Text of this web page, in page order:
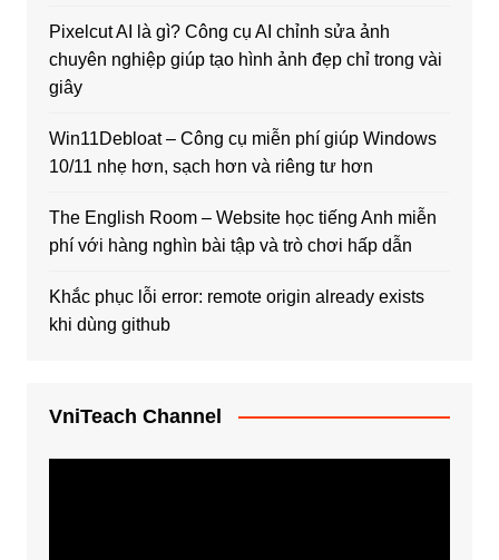
Pixelcut AI là gì? Công cụ AI chỉnh sửa ảnh
chuyên nghiệp giúp tạo hình ảnh đẹp chỉ trong vài
giây
Win11Debloat – Công cụ miễn phí giúp Windows
10/11 nhẹ hơn, sạch hơn và riêng tư hơn
The English Room – Website học tiếng Anh miễn
phí với hàng nghìn bài tập và trò chơi hấp dẫn
Khắc phục lỗi error: remote origin already exists
khi dùng github
VniTeach Channel